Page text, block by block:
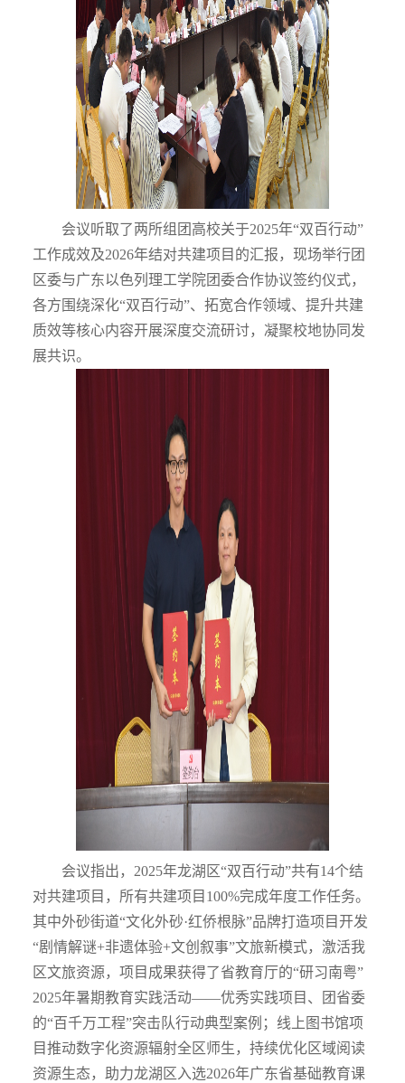
会议听取了两所组团高校关于2025年“双百行动”
工作成效及2026年结对共建项目的汇报，现场举行团
区委与广东以色列理工学院团委合作协议签约仪式，
各方围绕深化“双百行动”、拓宽合作领域、提升共建
质效等核心内容开展深度交流研讨，凝聚校地协同发
展共识。
会议指出， 2025年龙湖区“双百行动”共有14个结
对共建项目，所有共建项目 100%完成年度工作任务。
其中外砂街道“文化外砂·红侨根脉”品牌打造项目开发
“剧情解谜+非遗体验+文创叙事”文旅新模式，激活我
区文旅资源，项目成果获得了省教育厅的“研习南粤”
2025年暑期教育实践活动——优秀实践项目、团省委
的“百千万工程”突击队行动典型案例；线上图书馆项
目推动数字化资源辐射全区师生，持续优化区域阅读
资源生态，助力龙湖区入选2026年广东省基础教育课